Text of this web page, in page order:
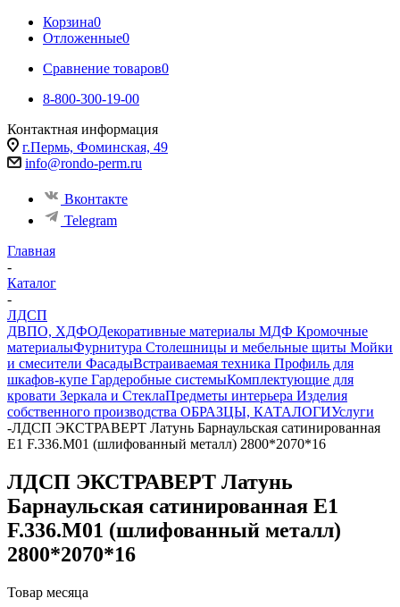
Корзина0
Отложенные0
Сравнение товаров0
8-800-300-19-00
Контактная информация
г.Пермь, Фоминская, 49
info@rondo-perm.ru
Вконтакте
Telegram
Главная
-
Каталог
-
ЛДСП
ДВПО, ХДФОДекоративные материалы МДФ Кромочные
материалыФурнитура Столешницы и мебельные щиты Мойки
и смесители ФасадыВстраиваемая техника Профиль для
шкафов-купе Гардеробные системыКомплектующие для
кровати Зеркала и СтеклаПредметы интерьера Изделия
собственного производства ОБРАЗЦЫ, КАТАЛОГИУслуги
-ЛДСП ЭКСТРАВЕРТ Латунь Барнаульская сатинированная
Е1 F.336.М01 (шлифованный металл) 2800*2070*16
ЛДСП ЭКСТРАВЕРТ Латунь
Барнаульская сатинированная Е1
F.336.М01 (шлифованный металл)
2800*2070*16
Товар месяца